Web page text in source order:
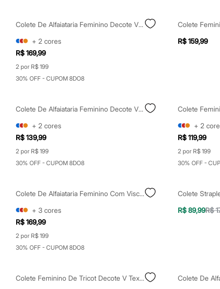
Calcinhas
Cintas e Modeladores
Meias
Pijamas
Sutiãs e Tops
Moda praia
Biquínis
Maiôs
Plus size
Calças
Casacos e Jaquetas
Jeans
Moda esportiva
Shorts e Saias
Em alta
Dia dos Pais
Inverno
Novidades
Roupas
Bermudas
Camisas
Calças
Jeans
Colete De Alfaiataria Feminino Decote V Bege
+ 2 cores
R$ 169,99
2 por R$ 199
30% OFF - CUPOM 8DO8
Colete
R$ 159,99
Colete De Alfaiataria Feminino Decote V Cinza
+ 2 cores
R$ 139,99
2 por R$ 199
30% OFF - CUPOM 8DO8
Colete
+ 2
R$ 119,99
2 por R$ 199
30% OFF -
Colete De Alfaiataria Feminino Com Viscose Preto
+ 3 cores
R$ 169,99
2 por R$ 199
30% OFF - CUPOM 8DO8
Colete
R$ 89,99R$
Colete Feminino De Tricot Decote V Texturizado Bege